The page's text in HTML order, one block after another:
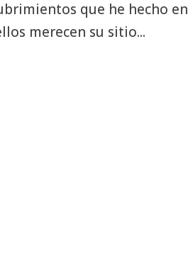
que he hecho
merecen su sitio...